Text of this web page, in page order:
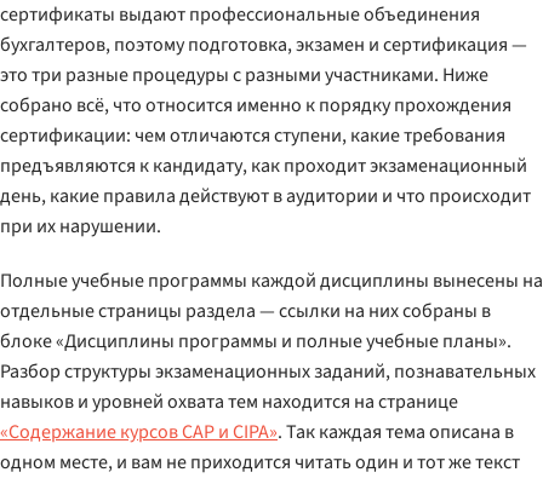
сертификаты выдают профессиональные объединения
бухгалтеров, поэтому подготовка, экзамен и сертификация —
это три разные процедуры с разными участниками. Ниже
собрано всё, что относится именно к порядку прохождения
сертификации: чем отличаются ступени, какие требования
предъявляются к кандидату, как проходит экзаменационный
день, какие правила действуют в аудитории и что происходит
при их нарушении.
Полные учебные программы каждой дисциплины вынесены на
отдельные страницы раздела — ссылки на них собраны в
блоке «Дисциплины программы и полные учебные планы».
Разбор структуры экзаменационных заданий, познавательных
навыков и уровней охвата тем находится на странице
«Содержание курсов CAP и CIPA». Так каждая тема описана в
одном месте, и вам не приходится читать один и тот же текст